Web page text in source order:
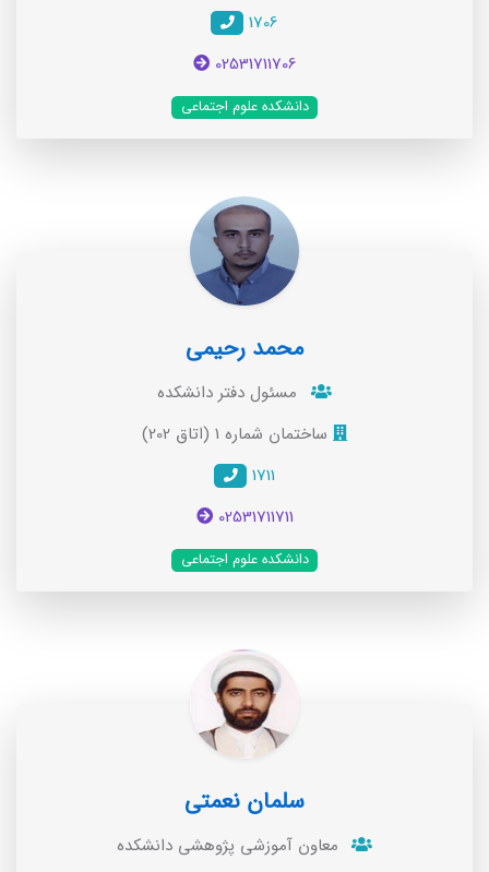
1706
02531711706
دانشکده علوم اجتماعی
محمد رحیمی
مسئول دفتر دانشکده
ساختمان شماره 1 (اتاق 202)
1711
02531711711
دانشکده علوم اجتماعی
سلمان نعمتی
معاون آموزشی پژوهشی دانشکده